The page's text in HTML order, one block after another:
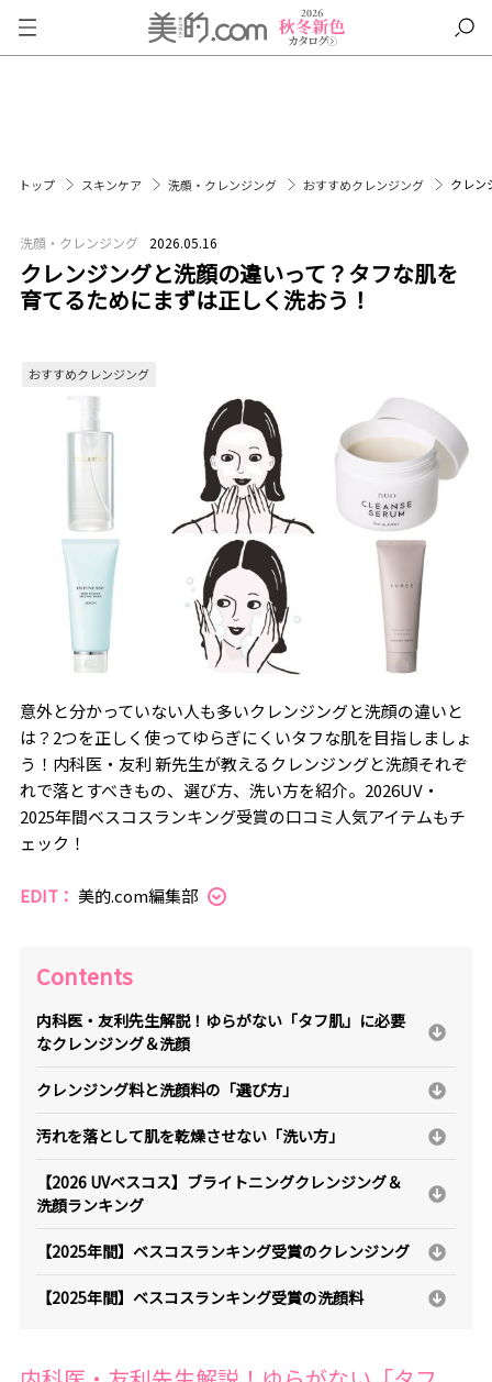
トップ スキンケア 洗顔・クレンジング おすすめクレンジング クレン
洗顔・クレンジング 2026.05.16
クレンジングと洗顔の違いって？タフな肌を
育てるためにまずは正しく洗おう！
おすすめクレンジング
意外と分かっていない人も多いクレンジングと洗顔の違いと
は？2つを正しく使ってゆらぎにくいタフな肌を目指しましょ
う！内科医・友利 新先生が教えるクレンジングと洗顔それぞ
れで落とすべきもの、選び方、洗い方を紹介。2026UV・
2025年間ベスコスランキング受賞の口コミ人気アイテムもチ
ェック！
EDIT： 美的.com編集部
Contents
内科医・友利先生解説！ゆらがない「タフ肌」に必要
なクレンジング＆洗顔
クレンジング料と洗顔料の「選び方」
汚れを落として肌を乾燥させない「洗い方」
【2026 UVベスコス】ブライトニングクレンジング＆
洗顔ランキング
【2025年間】ベスコスランキング受賞のクレンジング
【2025年間】ベスコスランキング受賞の洗顔料